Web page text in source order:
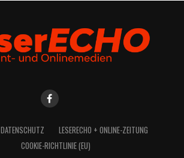
DATEN­SCHUTZ
LESE­R­ECHO + ONLINE-ZEITUNG
COO­KIE-RICH­T­­LI­­NIE (EU)